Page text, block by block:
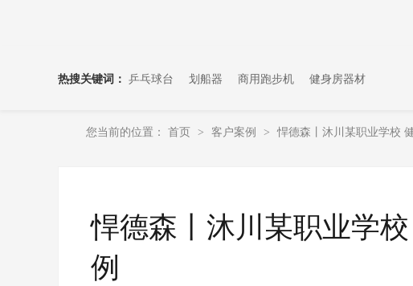
热搜关键词： 乒乓球台 划船器 商用跑步机 健身房器材
您当前的位置： 首页 > 客户案例 > 悍德森丨沐川某职业学校
悍德森丨沐川某职业学
例